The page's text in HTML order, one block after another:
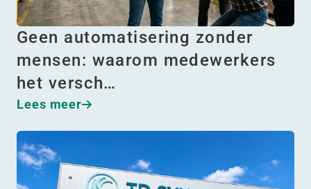
Geen automatisering zonder
mensen: waarom medewerkers
het versch…
Lees meer